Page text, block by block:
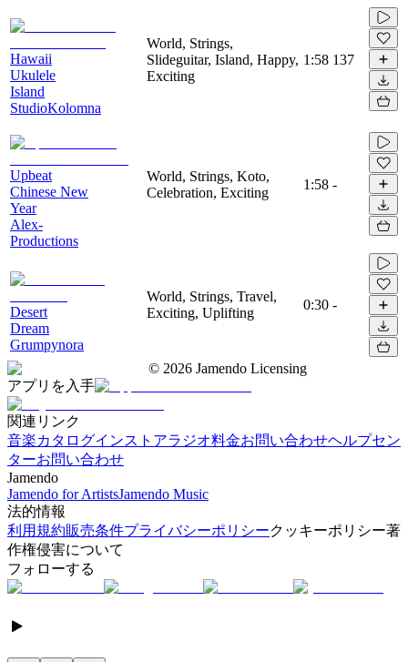
Hawaii
Ukulele
Island
StudioKolomna
World, Strings,
Slideguitar, Island, Happy,
Exciting
1:58 137
Upbeat
Chinese New
Year
Alex-
Productions
World, Strings, Koto,
Celebration, Exciting
1:58 -
Desert
Dream
Grumpynora
World, Strings, Travel,
Exciting, Uplifting
0:30 -
© 2026 Jamendo Licensing
アプリを入手
関連リンク
音楽カタログインストアラジオ料金お問い合わせヘルプセン
ターお問い合わせ
Jamendo
Jamendo for ArtistsJamendo Music
法的情報
利用規約販売条件プライバシーポリシークッキーポリシー著
作権侵害について
フォローする